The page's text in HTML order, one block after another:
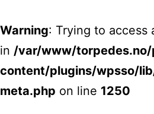
Warning: Trying to access
in /var/www/
content/plugins/wpsso/
meta.php on line 1250